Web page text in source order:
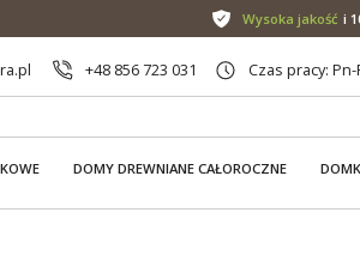
Wysoka jakość i
+48 856 723 031 Czas pracy:
DOMY DREWNIANE CAŁOROCZNE